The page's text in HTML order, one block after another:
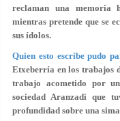
reclaman una memoria
mientras pretende que se
sus ídolos.
Quien esto escribe pudo
Etxeberría en los trabajos
trabajo acometido por
sociedad Aranzadi que
profundidad sobre una